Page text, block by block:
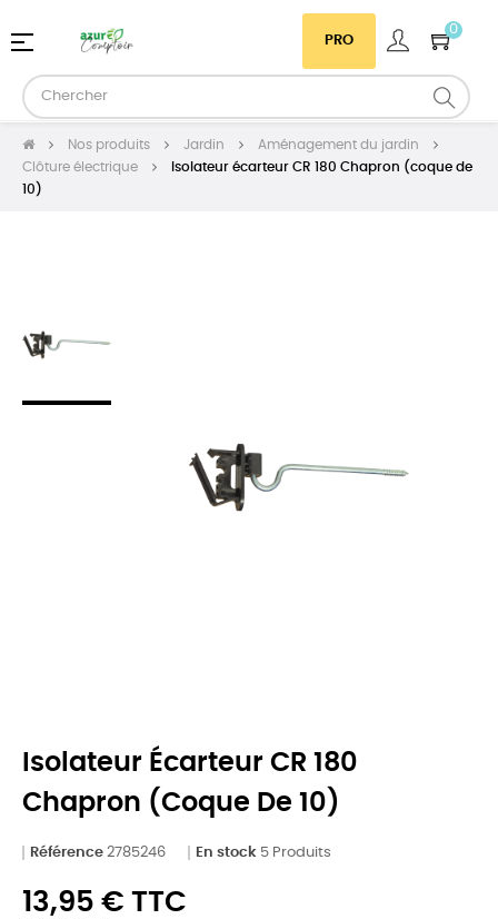
PRO
0
Basculer
navigation
☰
Nos produits Jardin
Aménagement du jardin
Clôture électrique
Isolateur écarteur CR 180 Chapron (coque de
10)
Isolateur Écarteur CR 180
Chapron (coque De 10)
Référence 2785246 En stock 5 Produits
13,95 € TTC